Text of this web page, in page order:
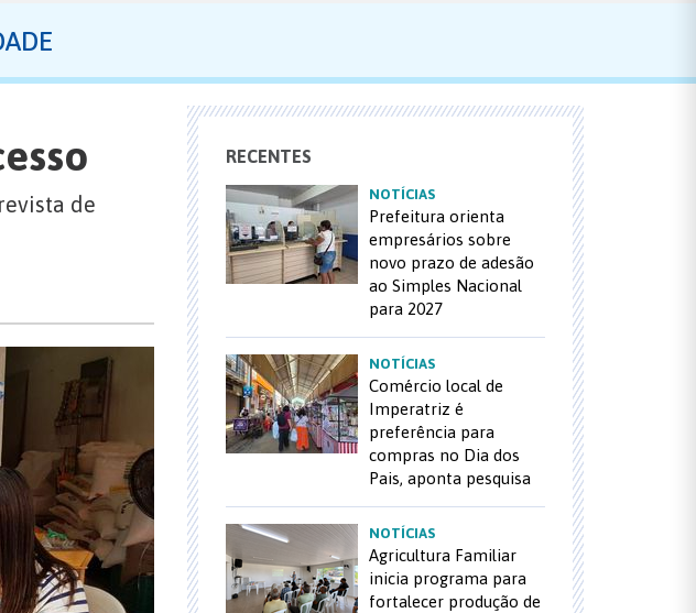
de
RECENTES
NOTÍCIAS
Prefeitura orienta
empresários sobre
novo prazo de adesão
ao Simples Nacional
para 2027
NOTÍCIAS
Comércio local de
Imperatriz é
preferência para
compras no Dia dos
Pais, aponta pesquisa
NOTÍCIAS
Agricultura Familiar
inicia programa para
fortalecer produção de